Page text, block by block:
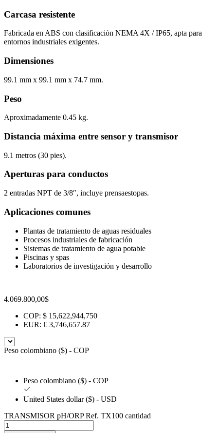
Carcasa resistente
Fabricada en ABS con clasificación NEMA 4X / IP65, apta para
entornos industriales exigentes.
Dimensiones
99.1 mm x 99.1 mm x 74.7 mm.
Peso
Aproximadamente 0.45 kg.
Distancia máxima entre sensor y transmisor
9.1 metros (30 pies).
Aperturas para conductos
2 entradas NPT de 3/8″, incluye prensaestopas.
Aplicaciones comunes
Plantas de tratamiento de aguas residuales
Procesos industriales de fabricación
Sistemas de tratamiento de agua potable
Piscinas y spas
Laboratorios de investigación y desarrollo
4.069.800,00$
COP: $ 15,622,944,750
EUR: € 3,746,657.87
Peso colombiano ($) - COP
Peso colombiano ($) - COP
United States dollar ($) - USD
TRANSMISOR pH/ORP Ref. TX100 cantidad